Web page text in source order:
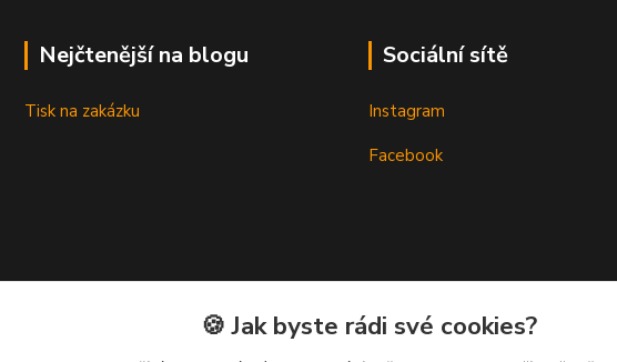
Nejčtenější na blogu
Tisk na zakázku
Sociální sítě
Instagram
Facebook
🍪 Jak byste rádi své cookies?